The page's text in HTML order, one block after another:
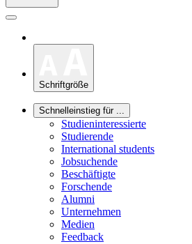
Schriftgröße
Schnelleinstieg für ...
Studieninteressierte
Studierende
International students
Jobsuchende
Beschäftigte
Forschende
Alumni
Unternehmen
Medien
Feedback